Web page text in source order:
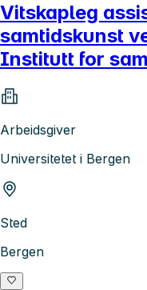
Vitskapleg
samtidskunst
Institutt for
Arbeidsgiver
Universitetet i Bergen
Sted
Bergen